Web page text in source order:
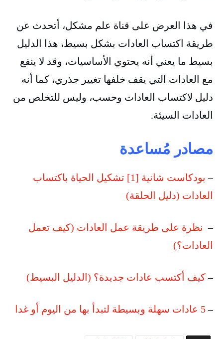
في هذا العرض على قناة علم مشكل، أتحدث عن
طريقة اكتساب العادات بشكل بسيط، هذا الدليل
بسيط ما يعني أنه يحتوي الأساسيات، وقد لا ينفع
مع العادات التي يقف خلفها تغيير جذري، كما أنه
دليل لاكتساب العادات وحسب، وليس للتخلص من
العادات السيئة.
مصادر مُساعدة
–
بودكاست شانية [1] تشكيل الحياة باكتساب
العادات (دليل الحلقة)
– نظرة على طريقة عمل العادات (كيف تعمل
العادات؟)
–كيف أكتسب عادات جديدة؟ (الدليل البسيط)
–5 عادات سهلة وبسيطة لتبدأ بها من اليوم أو غدا